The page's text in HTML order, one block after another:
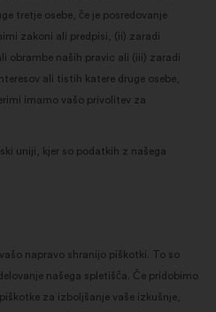
tretje osebe, če je posredovanje
zakoni ali predpisi, (ii) zaradi
obrambe naših pravic ali (iii) zaradi
ali tistih katere druge osebe,
imamo vašo privolitev za
uniji, kjer so podatkih z našega
napravo shranijo piškotki. To so
našega spletišča. Če pridobimo
za izboljšanje vaše izkušnje,